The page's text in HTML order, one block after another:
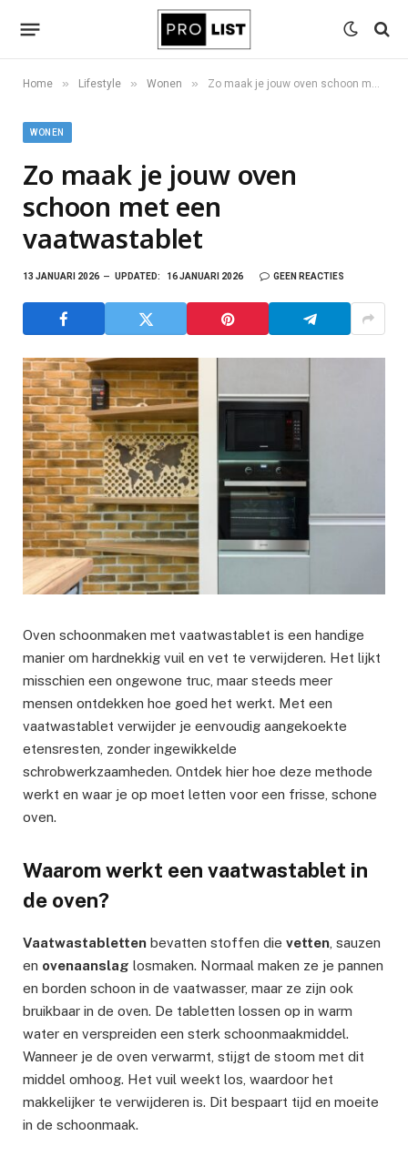
Home » Lifestyle » Wonen » Zo maak je jouw oven schoon met een vaatwastablet
WONEN
Zo maak je jouw oven
schoon met een
vaatwastablet
13 JANUARI 2026 UPDATED: 16 JANUARI 2026 GEEN REACTIES
Oven schoonmaken met vaatwastablet is een handige
manier om hardnekkig vuil en vet te verwijderen. Het lijkt
misschien een ongewone truc, maar steeds meer
mensen ontdekken hoe goed het werkt. Met een
vaatwastablet verwijder je eenvoudig aangekoekte
etensresten, zonder ingewikkelde
schrobwerkzaamheden. Ontdek hier hoe deze methode
werkt en waar je op moet letten voor een frisse, schone
oven.
Waarom werkt een vaatwastablet in
de oven?
Vaatwastabletten bevatten stoffen die vetten , sauzen
en ovenaanslag losmaken. Normaal maken ze je pannen
en borden schoon in de vaatwasser, maar ze zijn ook
bruikbaar in de oven. De tabletten lossen op in warm
water en verspreiden een sterk schoonmaakmiddel.
Wanneer je de oven verwarmt, stijgt de stoom met dit
middel omhoog. Het vuil weekt los, waardoor het
makkelijker te verwijderen is. Dit bespaart tijd en moeite
in de schoonmaak.